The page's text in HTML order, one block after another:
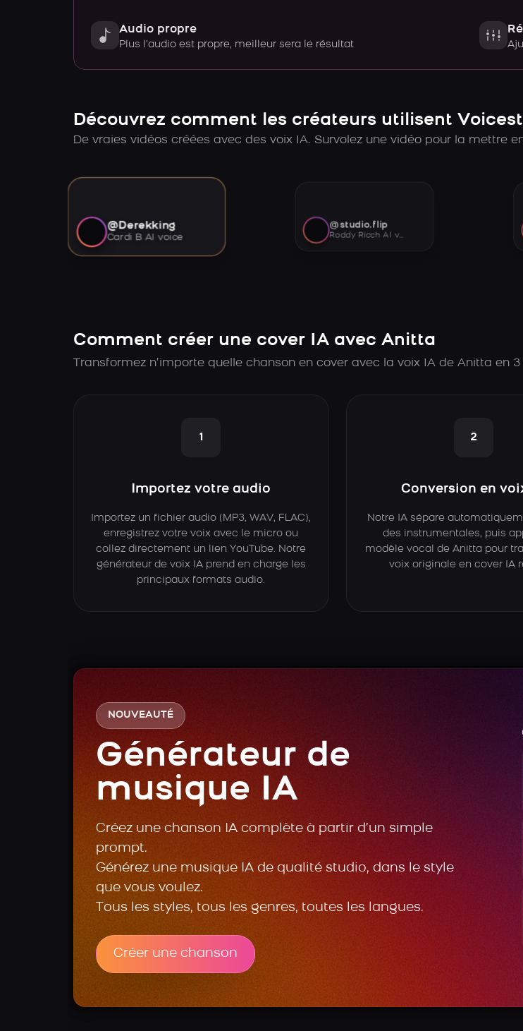
Audio propre
Plus l’audio est propre, meilleur sera le résultat
Découvrez comment les créateurs utilisent
De vraies vidéos créées avec des voix IA. Survolez une vidéo pour la mettre
@Derekking
Cardi B AI voice
@studio.flip
Roddy Ricch AI voice
Comment créer une cover IA avec Anitta
Transformez n’importe quelle chanson en cover avec la voix IA de Anitta en
1
Importez votre audio
Importez un fichier audio (MP3, WAV, FLAC),
enregistrez votre voix avec le micro ou
collez directement un lien YouTube. Notre
générateur de voix IA prend en charge les
principaux formats audio.
2
Conversion en
Notre IA sépare
des instrumentales, puis
modèle vocal de Anitta pour
voix originale en cover IA
NOUVEAUTÉ
Générateur de
musique IA
Créez une chanson IA complète à partir d’un simple
prompt.
Générez une musique IA de qualité studio, dans le style
que vous voulez.
Tous les styles, tous les genres, toutes les langues.
Créer une chanson